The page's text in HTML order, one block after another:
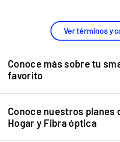
Ver términos y
Conoce más sobre tu
favorito
Chip Entel
Apple iPhone 11
Apple iPhone 12 Mini
Conoce nuestros planes
Hogar y Fibra óptica